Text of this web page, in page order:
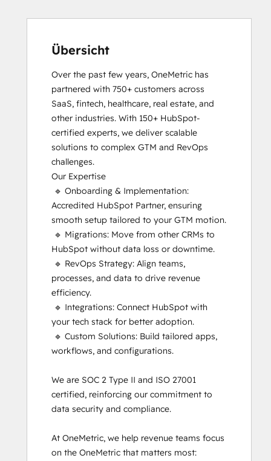
HubSpot Marketing Hub Software
HubSpot Reporting
Certification
HubSpot Solutions Partner
Inbound
Inbound Marketing
Inbound Sales
Integrating With HubSpot I: Foundations
Objectives-Based Onboarding
Platform Consulting
Revenue Operations
Sales Enablement
Salesforce Integration Certification
Service Hub Software
Social Media Marketing Certification
Course
Übersicht
Over the past few years, OneMetric has
partnered with 750+ customers across
SaaS, fintech, healthcare, real estate, and
other industries. With 150+ HubSpot-
certified experts, we deliver scalable
solutions to complex GTM and RevOps
challenges.
Our Expertise
Accredited HubSpot Partner, ensuring
smooth setup tailored to your GTM motion.
HubSpot without data loss or downtime.
processes, and data to drive revenue
efficiency.
your tech stack for better adoption.
workflows, and configurations.
We are SOC 2 Type II and ISO 27001
certified, reinforcing our commitment to
data security and compliance.
At OneMetric, we help revenue teams focus
on the OneMetric that matters most: